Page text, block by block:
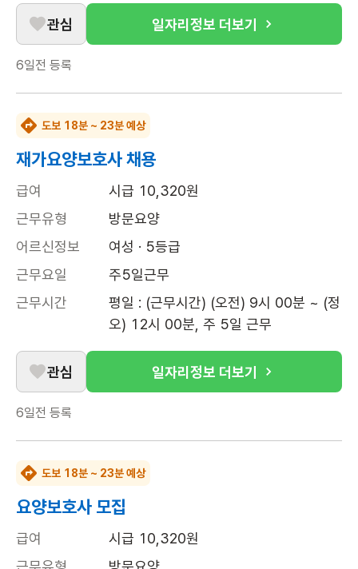
관심 일자리정보 더보기
6일전 등록
도보 18분 ~ 23분 예상
재가요양보호사 채용
급여
시급 10,320원
근무유형
방문요양
어르신정보
여성 · 5등급
근무요일
주5일근무
근무시간
평일 : (근무시간) (오전) 9시 00분 ~ (정
오) 12시 00분, 주 5일 근무
관심 일자리정보 더보기
6일전 등록
도보 18분 ~ 23분 예상
요양보호사 모집
급여
시급 10,320원